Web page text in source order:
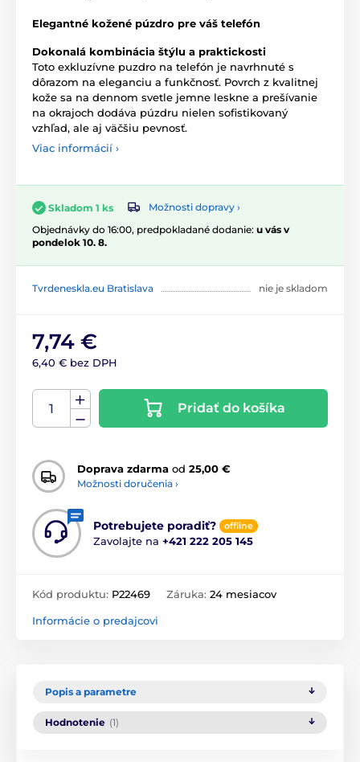
Elegantné kožené púzdro pre váš telefón
Dokonalá kombinácia štýlu a praktickosti
Toto exkluzívne puzdro na telefón je navrhnuté s
dôrazom na eleganciu a funkčnosť. Povrch z kvalitnej
kože sa na dennom svetle jemne leskne a prešívanie
na okrajoch dodáva púzdru nielen sofistikovaný
vzhľad, ale aj väčšiu pevnosť.
Viac informácií ›
Skladom 1 ks
Možnosti dopravy ›
Objednávky do 16:00, predpokladané dodanie: u vás v
pondelok 10. 8.
Tvrdeneskla.eu Bratislava nie je skladom
7,74 €
6,40 € bez DPH
Pridať do košíka
Doprava zdarma od 25,00 €
Možnosti doručenia ›
Potrebujete poradiť? offline
Zavolajte na +421 222 205 145
Kód produktu: P22469 Záruka: 24 mesiacov
Informácie o predajcovi
Popis a parametre
Hodnotenie (1)